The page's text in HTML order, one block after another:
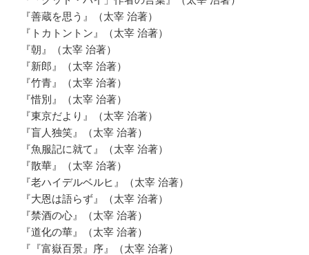
『善蔵を思う』（太宰 治著）
『トカトントン』（太宰 治著）
『朝』（太宰 治著）
『新郎』（太宰 治著）
『竹青』（太宰 治著）
『惜別』（太宰 治著）
『東京だより』（太宰 治著）
『盲人独笑』（太宰 治著）
『魚服記に就て』（太宰 治著）
『散華』（太宰 治著）
『老ハイデルベルヒ』（太宰 治著）
『大恩は語らず』（太宰 治著）
『禁酒の心』（太宰 治著）
『道化の華』（太宰 治著）
『『富嶽百景』序』（太宰 治著）